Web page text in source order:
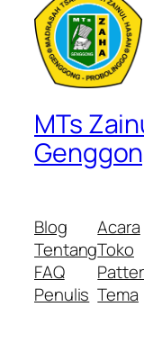
MTs
Blog
Tentang
FAQ
Penulis
Acara
Toko
Tema